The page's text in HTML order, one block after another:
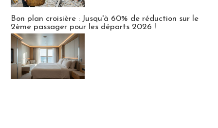
Bon plan croisière : Jusqu'à 60% de réduction sur le
2ème passager pour les départs 2026 !